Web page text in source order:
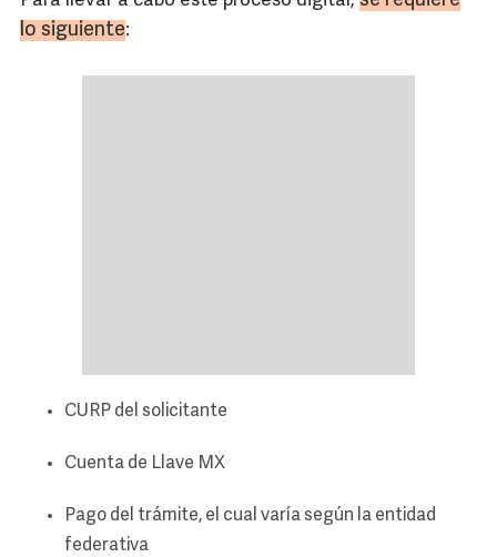
lo siguiente:
CURP del solicitante
Cuenta de Llave MX
Pago del trámite, el cual varía según la entidad
federativa